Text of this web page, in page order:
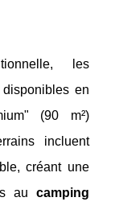
les
disponibles en
(90 m²)
incluent
créant une
au camping